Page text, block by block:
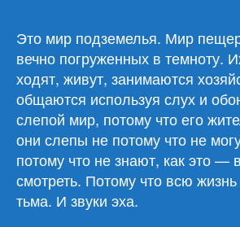
мир»
Это мир подземелья. Мир
вечно погруженных в темноту.
ходят, живут, занимаются
общаются используя слух и
слепой мир, потому что его
они слепы не потому что не
потому что не знают, как это —
смотреть. Потому что всю
тьма. И звуки эха.